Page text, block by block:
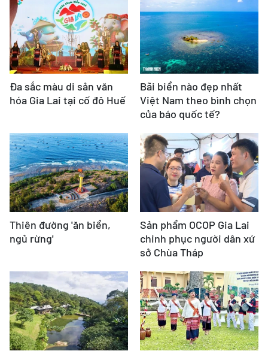
Đa sắc màu di sản văn
hóa Gia Lai tại cố đô Huế
Bãi biển nào đẹp nhất
Việt Nam theo bình chọn
của báo quốc tế?
Thiên đường 'ăn biển,
ngủ rừng'
Sản phẩm OCOP Gia Lai
chinh phục người dân xứ
sở Chùa Tháp